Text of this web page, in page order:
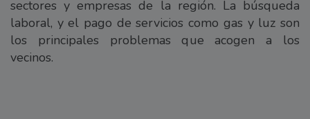
sectores y empresas de la región. La búsqueda
laboral, y el pago de servicios como gas y luz son
los principales problemas que acogen a los
vecinos.